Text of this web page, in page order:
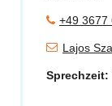
+49 3677
Lajos
Sprechzeit: